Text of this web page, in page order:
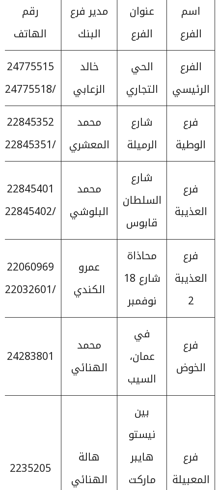
اسم
الفرع
عنوان
الفرع
مدير فرع
البنك
رقم
الهاتف
الفرع
الرئيسي
الحي
التجاري
خالد
الزعابي
24775515
/24775518
فرع
الوطية
شارع
الرميلة
محمد
المعشري
22845352
/22845351
فرع
العذيبة
شارع
السلطان
قابوس
محمد
البلوشي
22845401
/22845402
فرع
العذيبة
2
محاذاة
شارع 18
نوفمبر
عمرو
الكندي
22060969
/22032601
فرع
الخوض
في
عمان،
السيب
محمد
الهنائي
24283801
فرع
المعبيلة
بين
نيستو
هايبر
ماركت
هالة
الهنائي
2235205